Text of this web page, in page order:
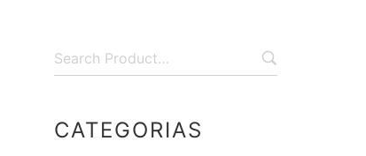
CATEGORIAS